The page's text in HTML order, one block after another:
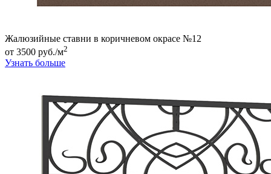
Жалюзийные ставни в коричневом окрасе №12
от 3500 руб./м2
Узнать больше